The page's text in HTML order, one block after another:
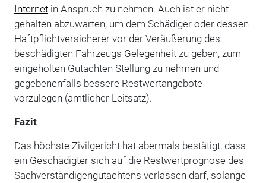
Internetin Anspruch zu nehmen. Auch ist er nicht
gehalten abzuwarten, um dem Schädiger oder dessen
Haftpflichtversicherer vor der Veräußerung des
beschädigten Fahrzeugs Gelegenheit zu geben, zum
eingeholten Gutachten Stellung zu nehmen und
gegebenenfalls bessere Restwertangebote
vorzulegen (amtlicher Leitsatz).
Fazit
Das höchste Zivilgericht hat abermals bestätigt, dass
ein Geschädigter sich auf die Restwertprognose des
Sachverständigengutachtens verlassen darf, solange